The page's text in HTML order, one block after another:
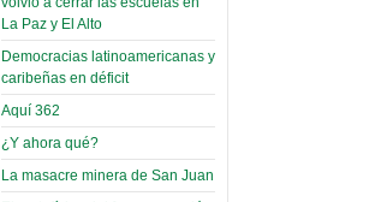
Docentes y estudiantes de
Trabajo Social de la UMSA
elegirán directora
Viernes, 14 Octubre 2022
Leer Más...
“Tuna Femenina San Andrés”
toca y canta con coraje
Miércoles, 14 Septiembre 2022
El Infamatorio
Miércoles, 09 Diciembre 2020
Read more...
Interpretación
de un álbum de
narco-fotos
La Paz y El Alto
Democracias latinoamericanas y
caribeñas en déficit
Aquí 362
¿Y ahora qué?
La masacre minera de San Juan